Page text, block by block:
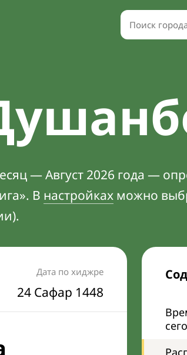
— Август 2026 года —
В настройках можно
Дата по хиджре
24 Сафар 1448